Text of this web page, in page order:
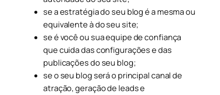
se a estratégia do seu blog é a mesma ou
equivalente à do seu site;
se é você ou sua equipe de confiança
que cuida das configurações e das
publicações do seu blog;
se o seu blog será o principal canal de
atração, geração de leads e